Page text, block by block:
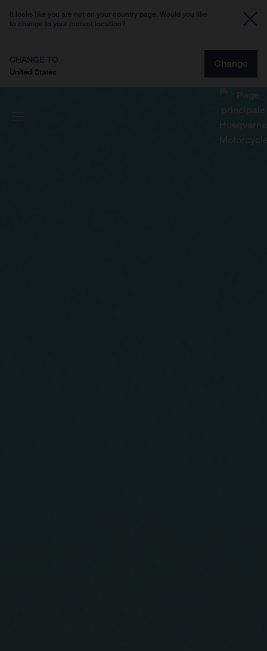
It looks like you are not on your country page. Would you like
to change to your current location?
CHANGE TO
United States
Change